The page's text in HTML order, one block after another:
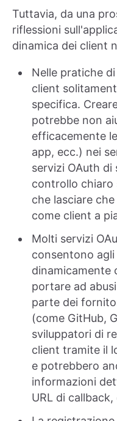
Tuttavia, da una
riflessioni
dinamica dei client
Nelle pratiche
client
specifica.
potrebbe non
efficacemente
app, ecc.) nei
servizi OAuth di
controllo chiaro
che lasciare
come client a
Molti servizi
consentono
dinamicamente
portare ad
parte dei
(come GitHub,
sviluppatori di
client tramite il
e potrebbero
informazioni
URL di callback,